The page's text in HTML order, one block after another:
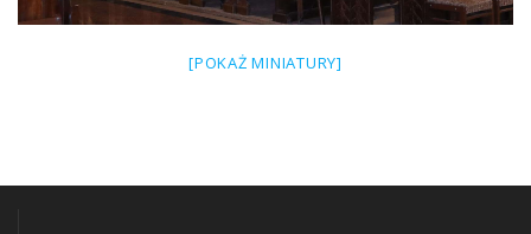
[POKAŻ MINIATURY]